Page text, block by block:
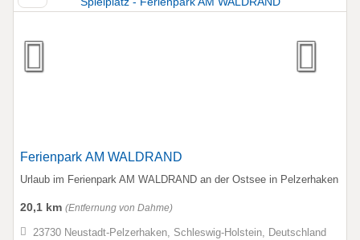
Ferienpark AM WALDRAND
Urlaub im Ferienpark AM WALDRAND an der Ostsee in Pelzerhaken
20,1 km (Entfernung von Dahme)
23730 Neustadt-Pelzerhaken, Schleswig-Holstein, Deutschland